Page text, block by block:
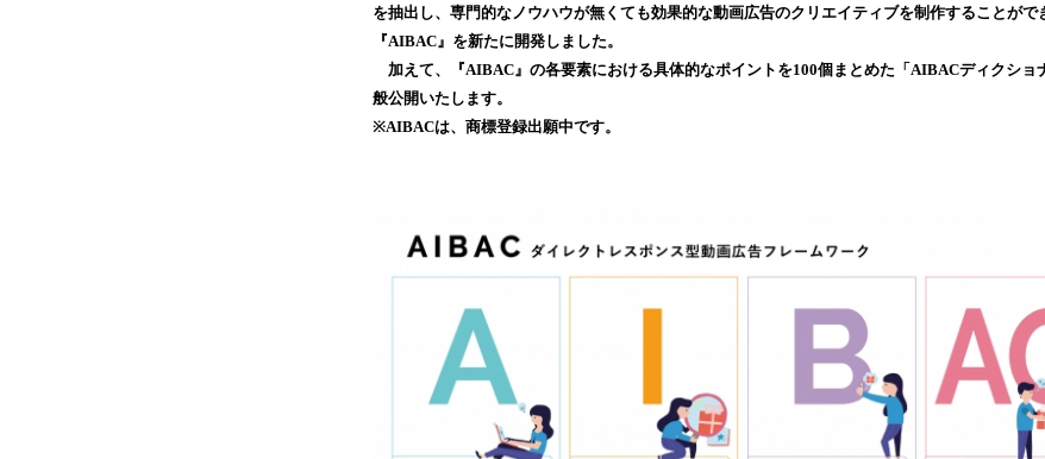
読
込
を抽出し、専門的なノウハウが無くても効果的な動画広告のクリエイティブを制作することがで
『AIBAC』を新たに開発しました。
加えて、『AIBAC』の各要素における具体的なポイントを100個まとめた「AIBACディクショ
般公開いたします。
※AIBACは、商標登録出願中です。